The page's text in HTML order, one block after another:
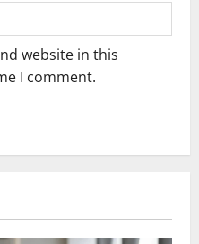
website in this
I comment.